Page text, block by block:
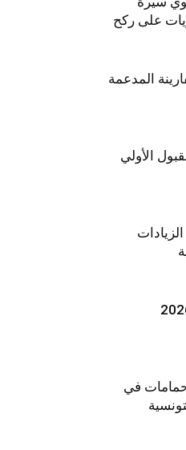
على ركح
الأولي
في